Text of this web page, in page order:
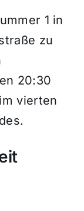
1 in
zu
20:30
vierten